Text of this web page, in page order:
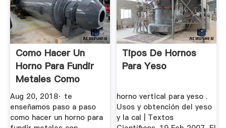
Como Hacer Un
Horno Para Fundir
Metales Como
Aluminio ...
Aug 20, 2018· te
enseñamos paso a paso
como hacer un horno para
Tipos De Hornos
Para Yeso
horno vertical para yeso .
Usos y obtención del yeso
y la cal | Textos